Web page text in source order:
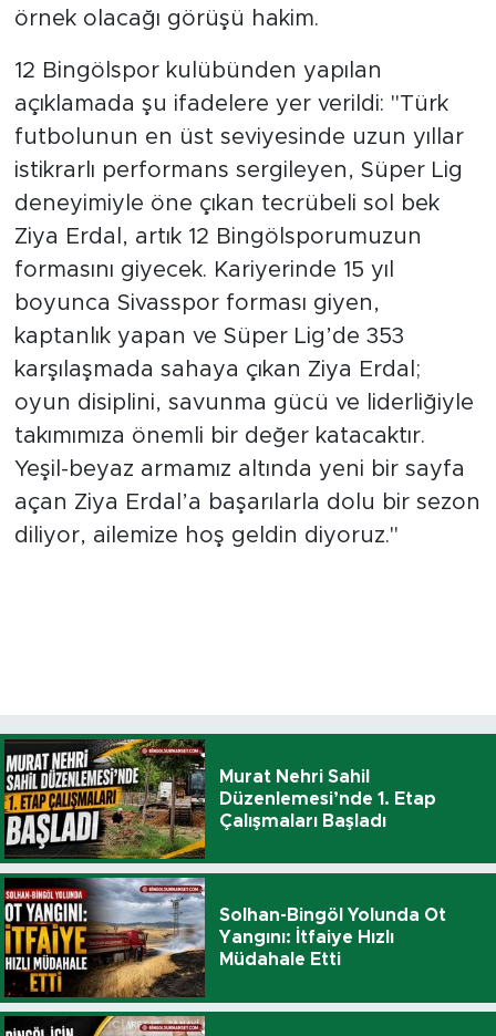
örnek olacağı görüşü hakim.
12 Bingölspor kulübünden yapılan
açıklamada şu ifadelere yer verildi: "Türk
futbolunun en üst seviyesinde uzun yıllar
istikrarlı performans sergileyen, Süper Lig
deneyimiyle öne çıkan tecrübeli sol bek
Ziya Erdal, artık 12 Bingölsporumuzun
formasını giyecek. Kariyerinde 15 yıl
boyunca Sivasspor forması giyen,
kaptanlık yapan ve Süper Lig’de 353
karşılaşmada sahaya çıkan Ziya Erdal;
oyun disiplini, savunma gücü ve liderliğiyle
takımımıza önemli bir değer katacaktır.
Yeşil-beyaz armamız altında yeni bir sayfa
açan Ziya Erdal’a başarılarla dolu bir sezon
diliyor, ailemize hoş geldin diyoruz."
Murat Nehri Sahil
Düzenlemesi’nde 1. Etap
Çalışmaları Başladı
Solhan-Bingöl Yolunda Ot
Yangını: İtfaiye Hızlı
Müdahale Etti